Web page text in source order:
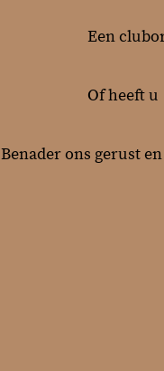
Een
Of heeft u
Benader ons gerust